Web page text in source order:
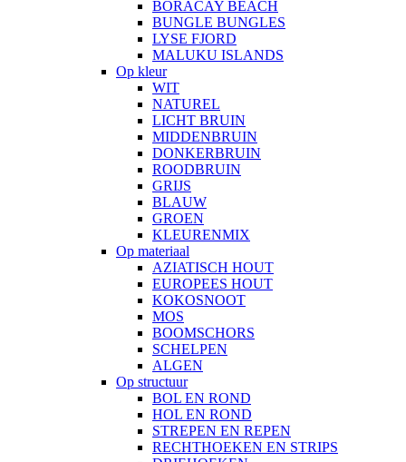
BORACAY BEACH
BUNGLE BUNGLES
LYSE FJORD
MALUKU ISLANDS
Op kleur
WIT
NATUREL
LICHT BRUIN
MIDDENBRUIN
DONKERBRUIN
ROODBRUIN
GRIJS
BLAUW
GROEN
KLEURENMIX
Op materiaal
AZIATISCH HOUT
EUROPEES HOUT
KOKOSNOOT
MOS
BOOMSCHORS
SCHELPEN
ALGEN
Op structuur
BOL EN ROND
HOL EN ROND
STREPEN EN REPEN
RECHTHOEKEN EN STRIPS